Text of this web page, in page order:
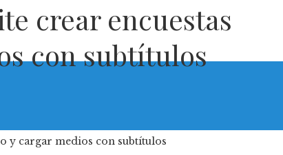
crear encuestas
con subtítulos